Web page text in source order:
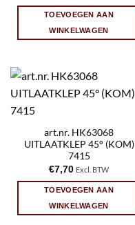
TOEVOEGEN AAN
WINKELWAGEN
art.nr. HK63068
UITLAATKLEP 45° (KOM)
7415
€7,70 Excl. BTW
TOEVOEGEN AAN
WINKELWAGEN